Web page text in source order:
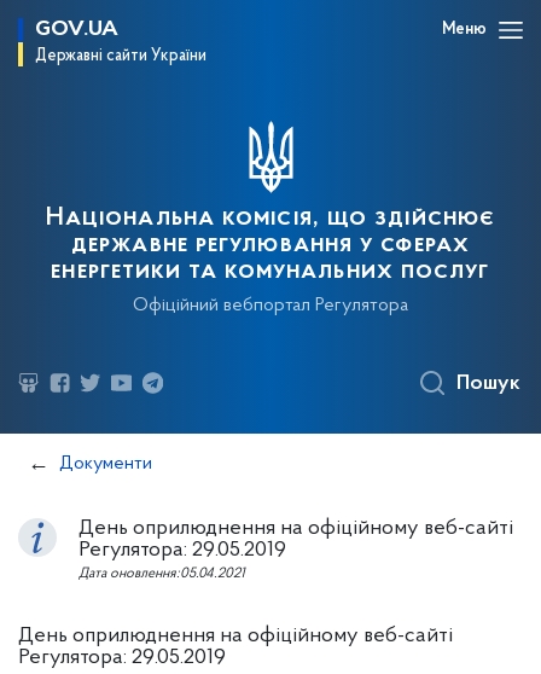
GOV.UA
Державні сайти України
Меню
Національна комісія, що здійснює
державне регулювання у сферах
енергетики та комунальних послуг
Офіційний вебпортал Регулятора
Пошук
Документи
День оприлюднення на офіційному веб-сайті
Регулятора: 29.05.2019
Дата оновлення:05.04.2021
День оприлюднення на офіційному веб-сайті
Регулятора: 29.05.2019